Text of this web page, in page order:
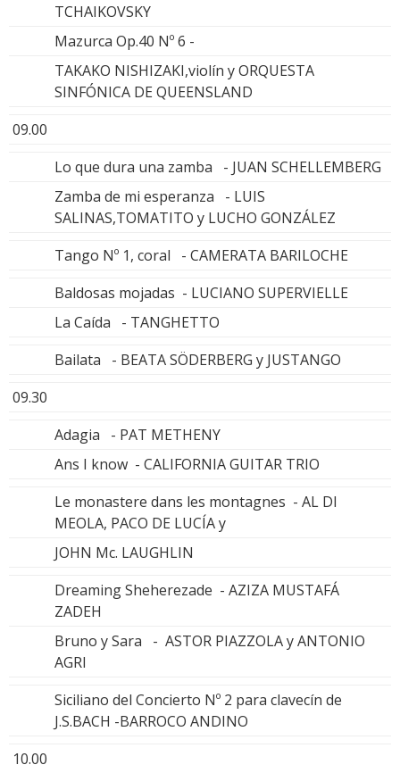
TCHAIKOVSKY
Mazurca Op.40 Nº 6 -
TAKAKO NISHIZAKI,violín y ORQUESTA
SINFÓNICA DE QUEENSLAND
09.00
Lo que dura una zamba - JUAN SCHELLEMBERG
Zamba de mi esperanza - LUIS
SALINAS,TOMATITO y LUCHO GONZÁLEZ
Tango Nº 1, coral - CAMERATA BARILOCHE
Baldosas mojadas - LUCIANO SUPERVIELLE
La Caída - TANGHETTO
Bailata - BEATA SÖDERBERG y JUSTANGO
09.30
Adagia - PAT METHENY
Ans I know - CALIFORNIA GUITAR TRIO
Le monastere dans les montagnes - AL DI
MEOLA, PACO DE LUCÍA y
JOHN Mc. LAUGHLIN
Dreaming Sheherezade - AZIZA MUSTAFÁ
ZADEH
Bruno y Sara - ASTOR PIAZZOLA y ANTONIO
AGRI
Siciliano del Concierto Nº 2 para clavecín de
J.S.BACH -BARROCO ANDINO
10.00